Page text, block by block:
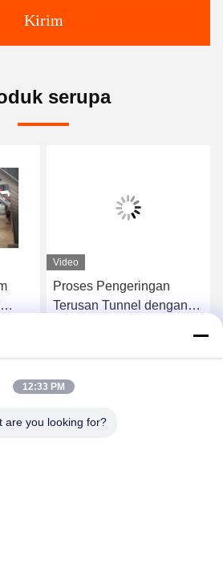
Kirim
serupa
Video
Proses Pengeringan
Terusan Tunnel dengan
Dapatkan Harga Terbaik
12:33 PM
are you looking for?